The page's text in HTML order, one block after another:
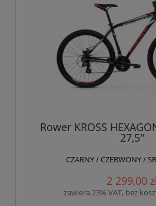
Rower KROSS
27,5"
CZARNY / CZERWONY /
2 299,00
zawiera 23% VAT, bez